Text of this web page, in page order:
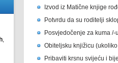
,
Izvod iz Matične knjige
Potvrdu da su roditelji
Posvjedočenje za kuma /-
Obiteljsku knjižicu
Pribaviti krsnu svijeću i